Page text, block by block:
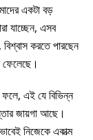
একটা বড়
যাচ্ছেন, এসব
করতে পারছেন
ফেলেছে।
ফলে, এই যে বিভিন্ন
জায়গা আছে।
নিজেকে একাত্ম